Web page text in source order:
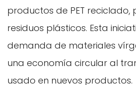
productos de PET reciclado,
residuos plásticos. Esta
demanda de materiales
una economía circular al
usado en nuevos productos.